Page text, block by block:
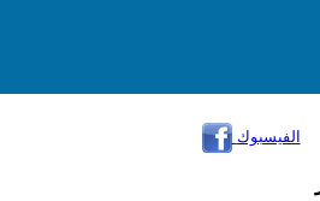
الفيسبوك